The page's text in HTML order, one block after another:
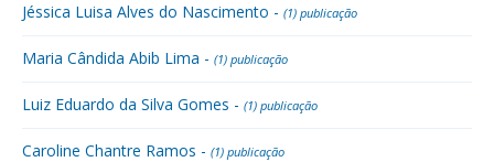
Jéssica Luisa Alves do Nascimento - (1) publicação
Maria Cândida Abib Lima - (1) publicação
Luiz Eduardo da Silva Gomes - (1) publicação
Caroline Chantre Ramos - (1) publicação